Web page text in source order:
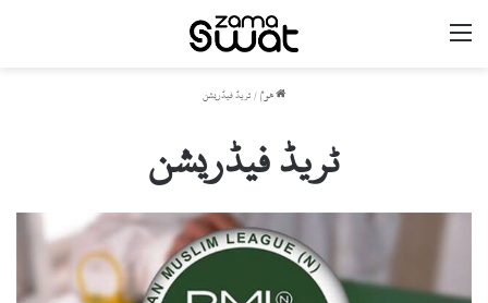
ھوم/ٹریڈ فیڈریشن
ٹریڈ فیڈریشن